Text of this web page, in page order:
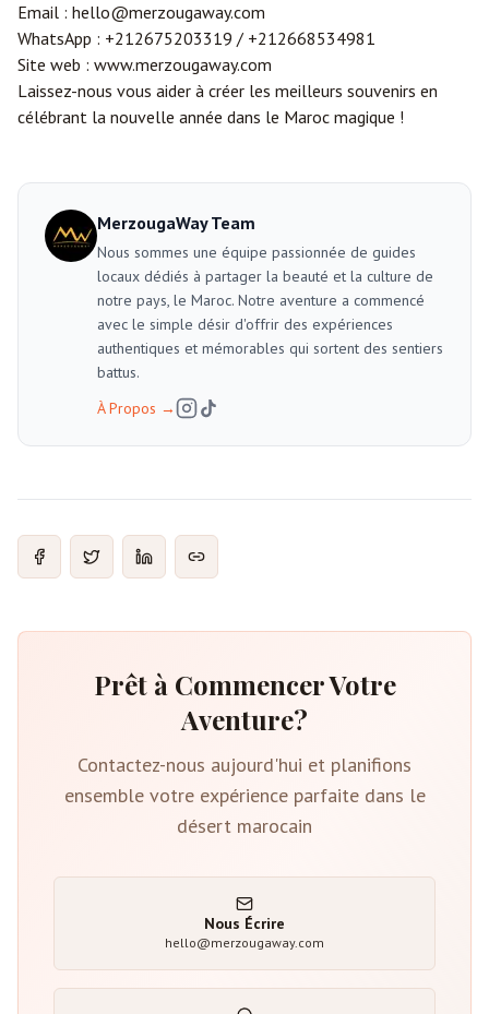
Email : hello@merzougaway.com
WhatsApp : +212675203319 / +212668534981
Site web : www.merzougaway.com
Laissez-nous vous aider à créer les meilleurs souvenirs en
célébrant la nouvelle année dans le Maroc magique !
MerzougaWay Team
Nous sommes une équipe passionnée de guides
locaux dédiés à partager la beauté et la culture de
notre pays, le Maroc. Notre aventure a commencé
avec le simple désir d'offrir des expériences
authentiques et mémorables qui sortent des sentiers
battus.
À Propos →
Prêt à Commencer Votre
Aventure?
Contactez-nous aujourd'hui et planifions
ensemble votre expérience parfaite dans le
désert marocain
Nous Écrire
hello@merzougaway.com